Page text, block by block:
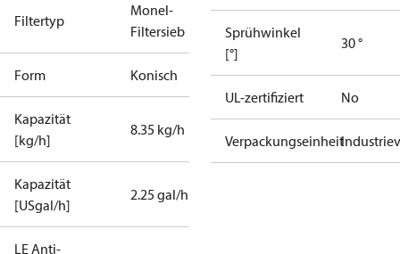
Filtertyp
Monel-
Filtersieb
Form Konisch
Kapazität
[kg/h]
8.35 kg/h
Kapazität
[USgal/h]
2.25 gal/h
LE Anti-
Sprühwinkel
[°]
30 °
UL-zertifiziert No
Verpackungseinheit